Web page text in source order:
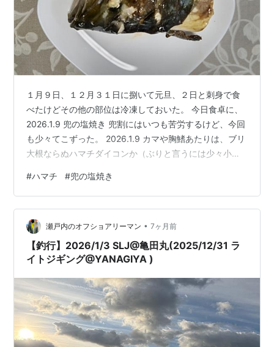
１月９日、１２月３１日に捌いて元旦、２日と刺身で食
べたけどその他の部位は冷凍しておいた。 今日食卓に、
2026.1.9 兜の塩焼き 兜割にはいつも苦労するけど、今回
も少々てこずった。 2026.1.9 カマや胸鰭あたりは、ブリ
大根ならぬハマチダイコンか（ぶりと言うには少々小ぶ
魚の目玉、水晶体だろう。 目玉周りのゼラチン質は子ど
ものころから大好物だ。
#ハマチ #兜の塩焼き
瀬戸内のオフショアリーマン • 7ヶ月前
【釣行】2026/1/3 SLJ@亀田丸(2025/12/31 ラ
イトジギング@YANAGIYA )